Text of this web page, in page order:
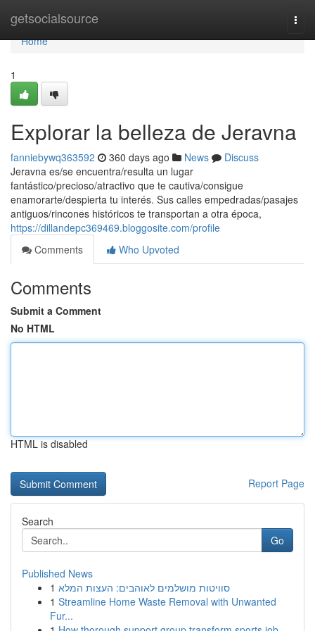
getsocialsource
Home
Home
1
Explorar la belleza de Jeravna
fanniebywq363592 360 days ago News
Discuss
Jeravna es/se encuentra/resulta un lugar
fantástico/precioso/atractivo que te cautiva/consigue
enamorarte/despierta tu interés. Sus calles empedradas/pasajes
antiguos/rincones históricos te transportan a otra época,
https://dillandepc369469.bloggosite.com/profile
Comments
Who Upvoted
Comments
Submit a Comment
No HTML
HTML is disabled
Report Page
Search
Go
Published News
1 סוויטות מושלמים לאוהבים: העצות המלא
1 Streamline Home Waste Removal with Unwanted
Fur...